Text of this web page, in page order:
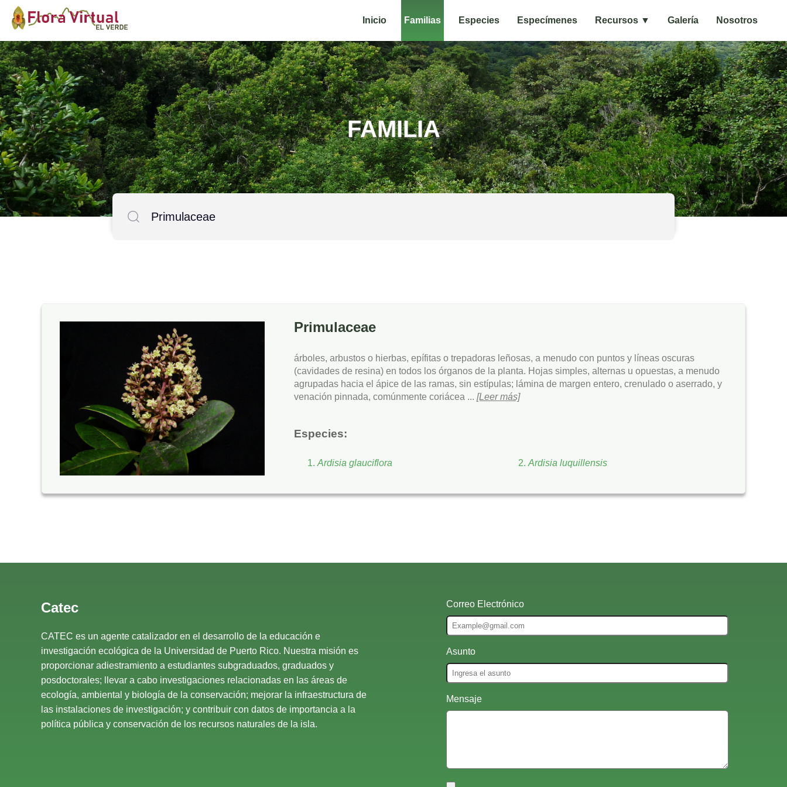
Inicio Familias Especies Especímenes Recursos ▼ Galería Nosotros
FAMILIA
Primulaceae
árboles, arbustos o hierbas, epífitas o trepadoras leñosas, a menudo con puntos y líneas oscuras
(cavidades de resina) en todos los órganos de la planta. Hojas simples, alternas u opuestas, a menudo
agrupadas hacia el ápice de las ramas, sin estípulas; lámina de margen entero, crenulado o aserrado, y
venación pinnada, comúnmente coriácea ... [Leer más]
Especies:
Ardisia glauciflora Ardisia luquillensis
Catec
CATEC es un agente catalizador en el desarrollo de la educación e
investigación ecológica de la Universidad de Puerto Rico. Nuestra misión es
proporcionar adiestramiento a estudiantes subgraduados, graduados y
posdoctorales; llevar a cabo investigaciones relacionadas en las áreas de
ecología, ambiental y biología de la conservación; mejorar la infraestructura de
las instalaciones de investigación; y contribuir con datos de importancia a la
política pública y conservación de los recursos naturales de la isla.
Correo Electrónico
Asunto
Mensaje